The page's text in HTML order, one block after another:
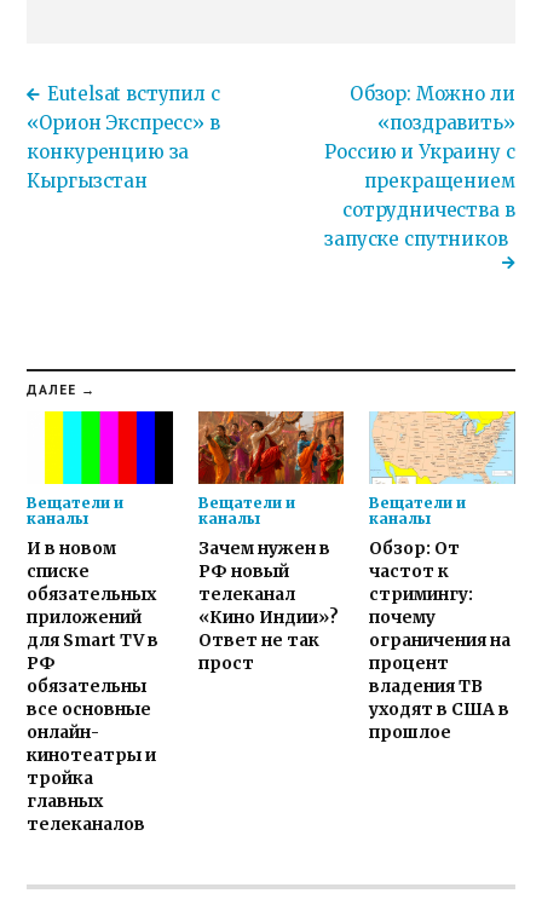
Eutelsat вступил с
«Орион Экспресс» в
конкуренцию за
Кыргызстан
Обзор: Можно ли
«поздравить»
Россию и Украину с
прекращением
сотрудничества в
запуске спутников
ДАЛЕЕ →
Вещатели и
каналы
И в новом
списке
обязательных
приложений
для Smart TV в
РФ
обязательны
все основные
онлайн-
кинотеатры и
тройка
главных
телеканалов
Вещатели и
каналы
Зачем нужен в
РФ новый
телеканал
«Кино Индии»?
Ответ не так
прост
Вещатели и
каналы
Обзор: От
частот к
стримингу:
почему
ограничения на
процент
владения ТВ
уходят в США в
прошлое